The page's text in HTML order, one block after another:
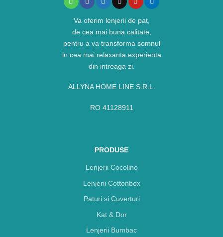
Va oferim lenjerii de pat,
de cea mai buna calitate,
pentru a va transforma somnul
in cea mai relaxanta experienta
din intreaga zi.
ALLYNA HOME LINE S.R.L.
RO 41128911
PRODUSE
Lenjerii Cocolino
Lenjerii Cottonbox
Paturi si Cuverturi
Kat & Dor
Lenjerii Bumbac